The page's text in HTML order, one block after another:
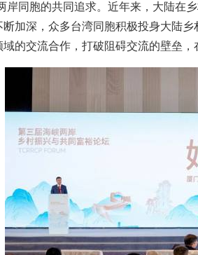
岸同胞的共同追求。近年来，大陆在
加深，众多台湾同胞积极投身大陆
的交流合作，打破阻碍交流的壁垒